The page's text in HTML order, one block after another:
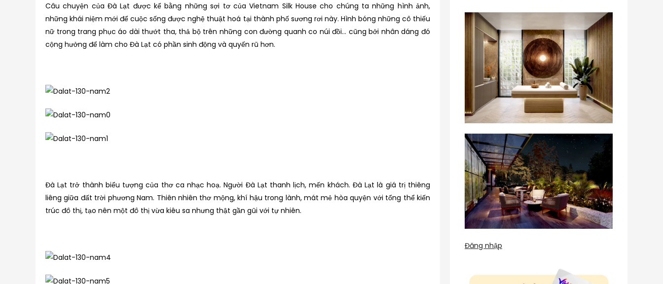
Câu chuyện của Đà Lạt được kể bằng những sợi tơ của Vietnam Silk House cho chúng ta những hình ảnh,
những khái niệm mới để cuộc sống được nghệ thuật hoá tại thành phố sương rơi này. Hình bóng những cô thiếu
nữ trong trang phục áo dài thướt tha, thả bộ trên những con đường quanh co núi đồi… cũng bởi nhân dáng đó
cộng hưởng để làm cho Đà Lạt có phần sinh động và quyến rũ hơn.
Đà Lạt trở thành biểu tượng của thơ ca nhạc hoạ. Người Đà Lạt thanh lịch, mến khách. Đà Lạt là giá trị thiêng
liêng giữa đất trời phương Nam. Thiên nhiên thơ mộng, khí hậu trong lành, mát mẻ hòa quyện với tổng thể kiến
trúc đô thị, tạo nên một đô thị vừa kiêu sa nhưng thật gần gũi với tự nhiên.
Đăng nhập